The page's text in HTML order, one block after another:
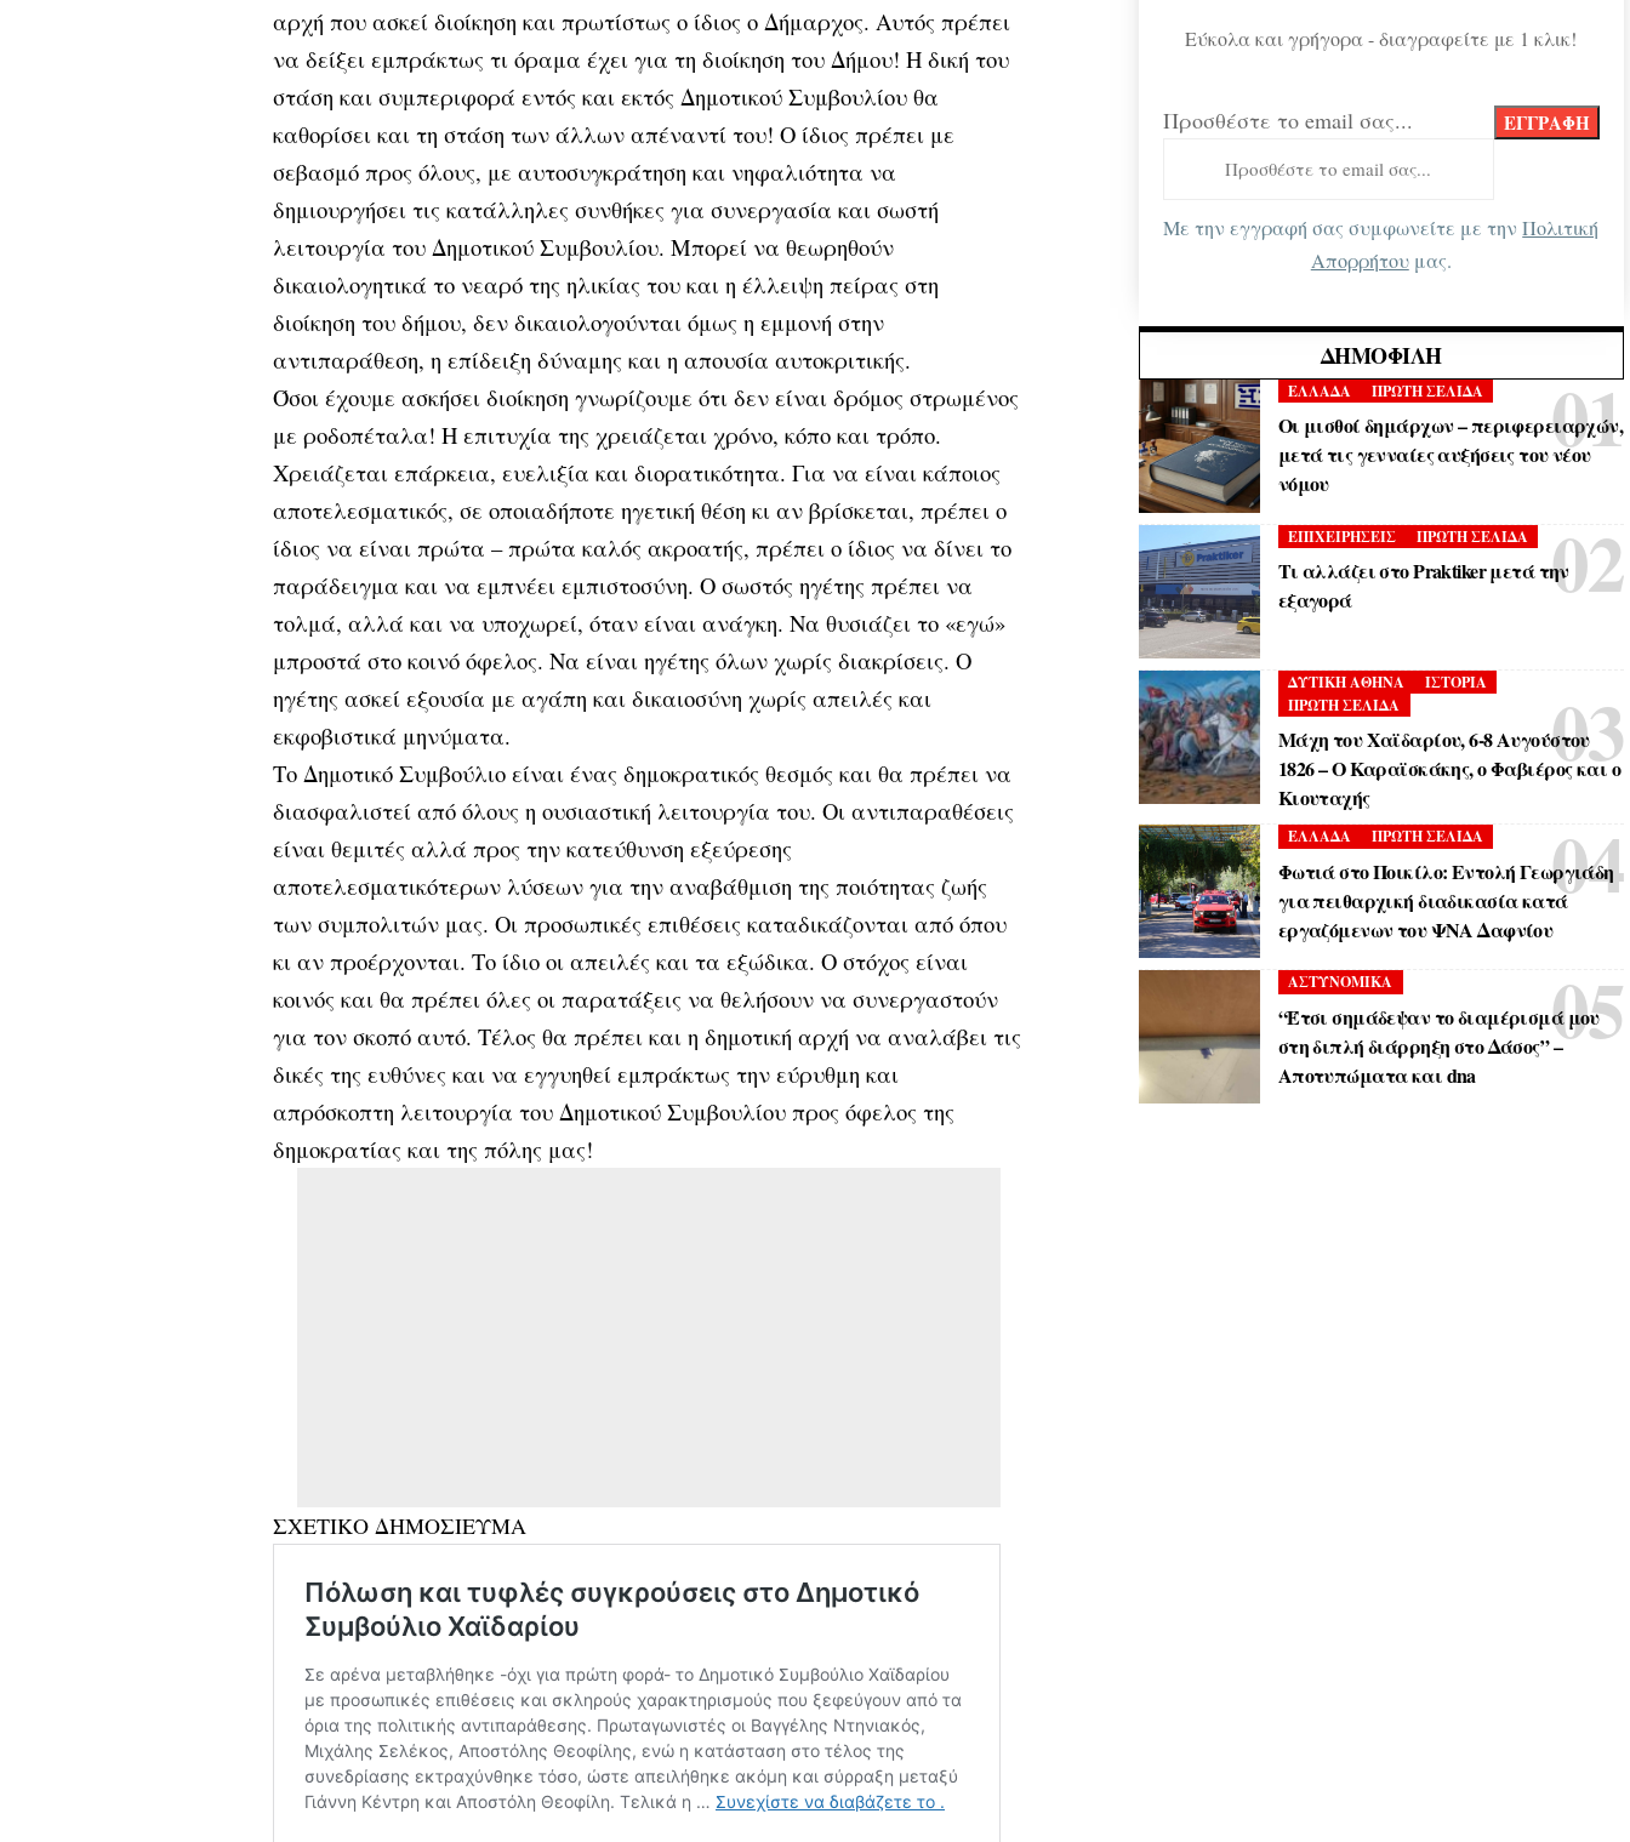
αρχή που ασκεί διοίκηση και πρωτίστως ο ίδιος ο Δήμαρχος. Αυτός πρέπει
να δείξει εμπράκτως τι όραμα έχει για τη διοίκηση του Δήμου! Η δική του
στάση και συμπεριφορά εντός και εκτός Δημοτικού Συμβουλίου θα
καθορίσει και τη στάση των άλλων απέναντί του! Ο ίδιος πρέπει με
σεβασμό προς όλους, με αυτοσυγκράτηση και νηφαλιότητα να
δημιουργήσει τις κατάλληλες συνθήκες για συνεργασία και σωστή
λειτουργία του Δημοτικού Συμβουλίου. Μπορεί να θεωρηθούν
δικαιολογητικά το νεαρό της ηλικίας του και η έλλειψη πείρας στη
διοίκηση του δήμου, δεν δικαιολογούνται όμως η εμμονή στην
αντιπαράθεση, η επίδειξη δύναμης και η απουσία αυτοκριτικής.
Όσοι έχουμε ασκήσει διοίκηση γνωρίζουμε ότι δεν είναι δρόμος στρωμένος
με ροδοπέταλα! Η επιτυχία της χρειάζεται χρόνο, κόπο και τρόπο.
Χρειάζεται επάρκεια, ευελιξία και διορατικότητα. Για να είναι κάποιος
αποτελεσματικός, σε οποιαδήποτε ηγετική θέση κι αν βρίσκεται, πρέπει ο
ίδιος να είναι πρώτα – πρώτα καλός ακροατής, πρέπει ο ίδιος να δίνει το
παράδειγμα και να εμπνέει εμπιστοσύνη. Ο σωστός ηγέτης πρέπει να
τολμά, αλλά και να υποχωρεί, όταν είναι ανάγκη. Να θυσιάζει το «εγώ»
μπροστά στο κοινό όφελος. Να είναι ηγέτης όλων χωρίς διακρίσεις. Ο
ηγέτης ασκεί εξουσία με αγάπη και δικαιοσύνη χωρίς απειλές και
εκφοβιστικά μηνύματα.
Το Δημοτικό Συμβούλιο είναι ένας δημοκρατικός θεσμός και θα πρέπει να
διασφαλιστεί από όλους η ουσιαστική λειτουργία του. Οι αντιπαραθέσεις
είναι θεμιτές αλλά προς την κατεύθυνση εξεύρεσης
αποτελεσματικότερων λύσεων για την αναβάθμιση της ποιότητας ζωής
των συμπολιτών μας. Οι προσωπικές επιθέσεις καταδικάζονται από όπου
κι αν προέρχονται. Το ίδιο οι απειλές και τα εξώδικα. Ο στόχος είναι
κοινός και θα πρέπει όλες οι παρατάξεις να θελήσουν να συνεργαστούν
για τον σκοπό αυτό. Τέλος θα πρέπει και η δημοτική αρχή να αναλάβει τις
δικές της ευθύνες και να εγγυηθεί εμπράκτως την εύρυθμη και
απρόσκοπτη λειτουργία του Δημοτικού Συμβουλίου προς όφελος της
δημοκρατίας και της πόλης μας!
ΣΧΕΤΙΚΟ ΔΗΜΟΣΙΕΥΜΑ
Εύκολα και γρήγορα - διαγραφείτε με 1 κλικ!
Προσθέστε το email σας...
Με την εγγραφή σας συμφωνείτε με τηνΠολιτική
Απορρήτουμας.
ΔΗΜΟΦΙΛΉ
ΕΛΛΑΔΑ ΠΡΩΤΗ ΣΕΛΙΔΑ
Οι μισθοί δημάρχων – περιφερειαρχών,
μετά τις γενναίες αυξήσεις του νέου
νόμου
ΕΠΙΧΕΙΡΗΣΕΙΣ ΠΡΩΤΗ ΣΕΛΙΔΑ
Τι αλλάζει στο Praktiker μετά την
εξαγορά
ΔΥΤΙΚΗ ΑΘΗΝΑ
ΙΣΤΟΡΙΑ
ΠΡΩΤΗ ΣΕΛΙΔΑ
Μάχη του Χαϊδαρίου, 6-8 Αυγούστου
1826 – Ο Καραϊσκάκης, ο Φαβιέρος και ο
Κιουταχής
ΕΛΛΑΔΑ ΠΡΩΤΗ ΣΕΛΙΔΑ
Φωτιά στο Ποικίλο: Εντολή Γεωργιάδη
για πειθαρχική διαδικασία κατά
εργαζόμενων του ΨΝΑ Δαφνίου
ΑΣΤΥΝΟΜΙΚΑ
“Έτσι σημάδεψαν το διαμέρισμά μου
στη διπλή διάρρηξη στο Δάσος” –
Αποτυπώματα και dna